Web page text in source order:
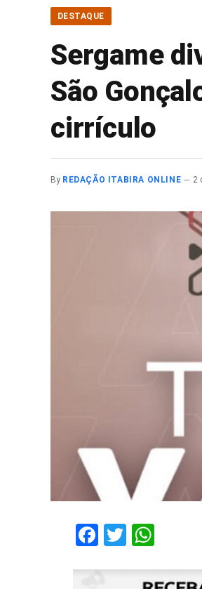
DESTAQUE
Sergame
São
cirrículo
By REDAÇÃO ITABIRA ONLINE 2
Facebook
Twitter